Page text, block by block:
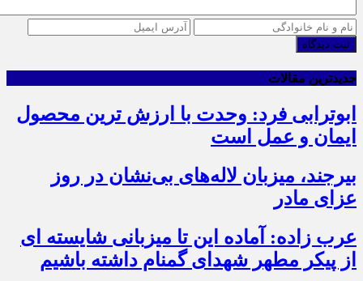
ثبت دیدگاه
جدیدترین مقالات
ابوترابی فرد: وحدت با ارزش ترین محصول
ایمان و عمل است
بیرجند، میزبان لاله‌های بی‌نشان در روز
عزای مادر
عرب زاده: آماده این تا میزبانی شایسته ای
از پیکر مطهر شهدای گمنام داشته باشیم